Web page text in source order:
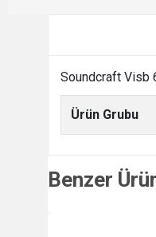
Soundcraft Visb
Ürün Grubu
Benzer